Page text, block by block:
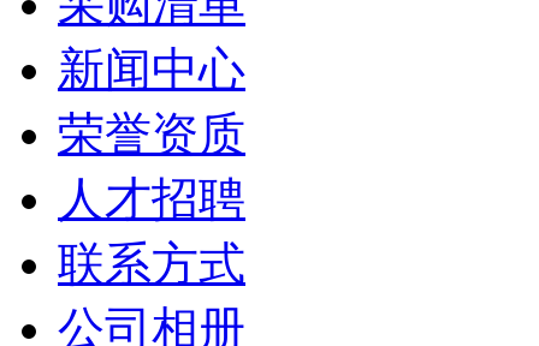
新闻中心
荣誉资质
人才招聘
联系方式
公司相册